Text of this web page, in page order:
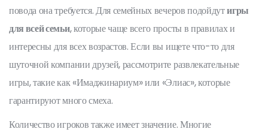
повода она требуется. Для семейных вечеров подойдутигры
для всей семьи, которые чаще всего просты в правилах и
интересны для всех возрастов. Если вы ищете что-то для
шуточной компании друзей, рассмотрите развлекательные
игры, такие как «Имаджинариум» или «Элиас», которые
гарантируют много смеха.
Количество игроков также имеет значение. Многие